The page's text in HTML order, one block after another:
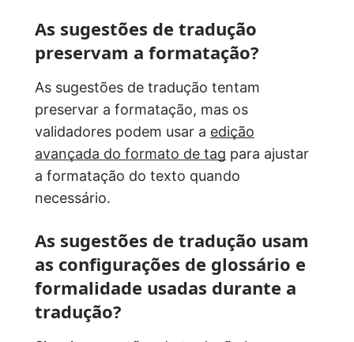
As sugestões de tradução
preservam a formatação?
As sugestões de tradução tentam
preservar a formatação, mas os
validadores podem usar a edição
avançada do formato de tag para ajustar
a formatação do texto quando
necessário.
As sugestões de tradução usam
as configurações de glossário e
formalidade usadas durante a
tradução?